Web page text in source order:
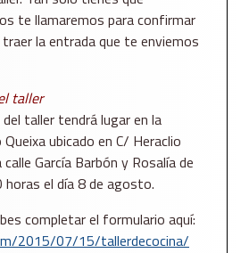
te llamaremos para confirmar
la entrada que te enviemos
taller
taller tendrá lugar en la
ubicado en C/ Heraclio
García Barbón y Rosalía de
el día 8 de agosto.
completar el formulario aquí:
2015/07/15/tallerdecocina/